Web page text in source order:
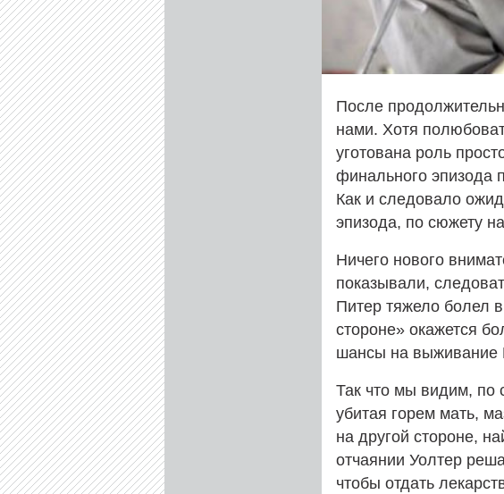
После
нами. Хотя
уготована роль
финального эпизода
Как и следовало
эпизода, по сюжету
Ничего нового
показывали,
Питер тяжело болел
стороне» окажется
шансы на выживание
Так что мы видим,
убитая горем мать,
на другой стороне,
отчаянии Уолтер
чтобы отдать